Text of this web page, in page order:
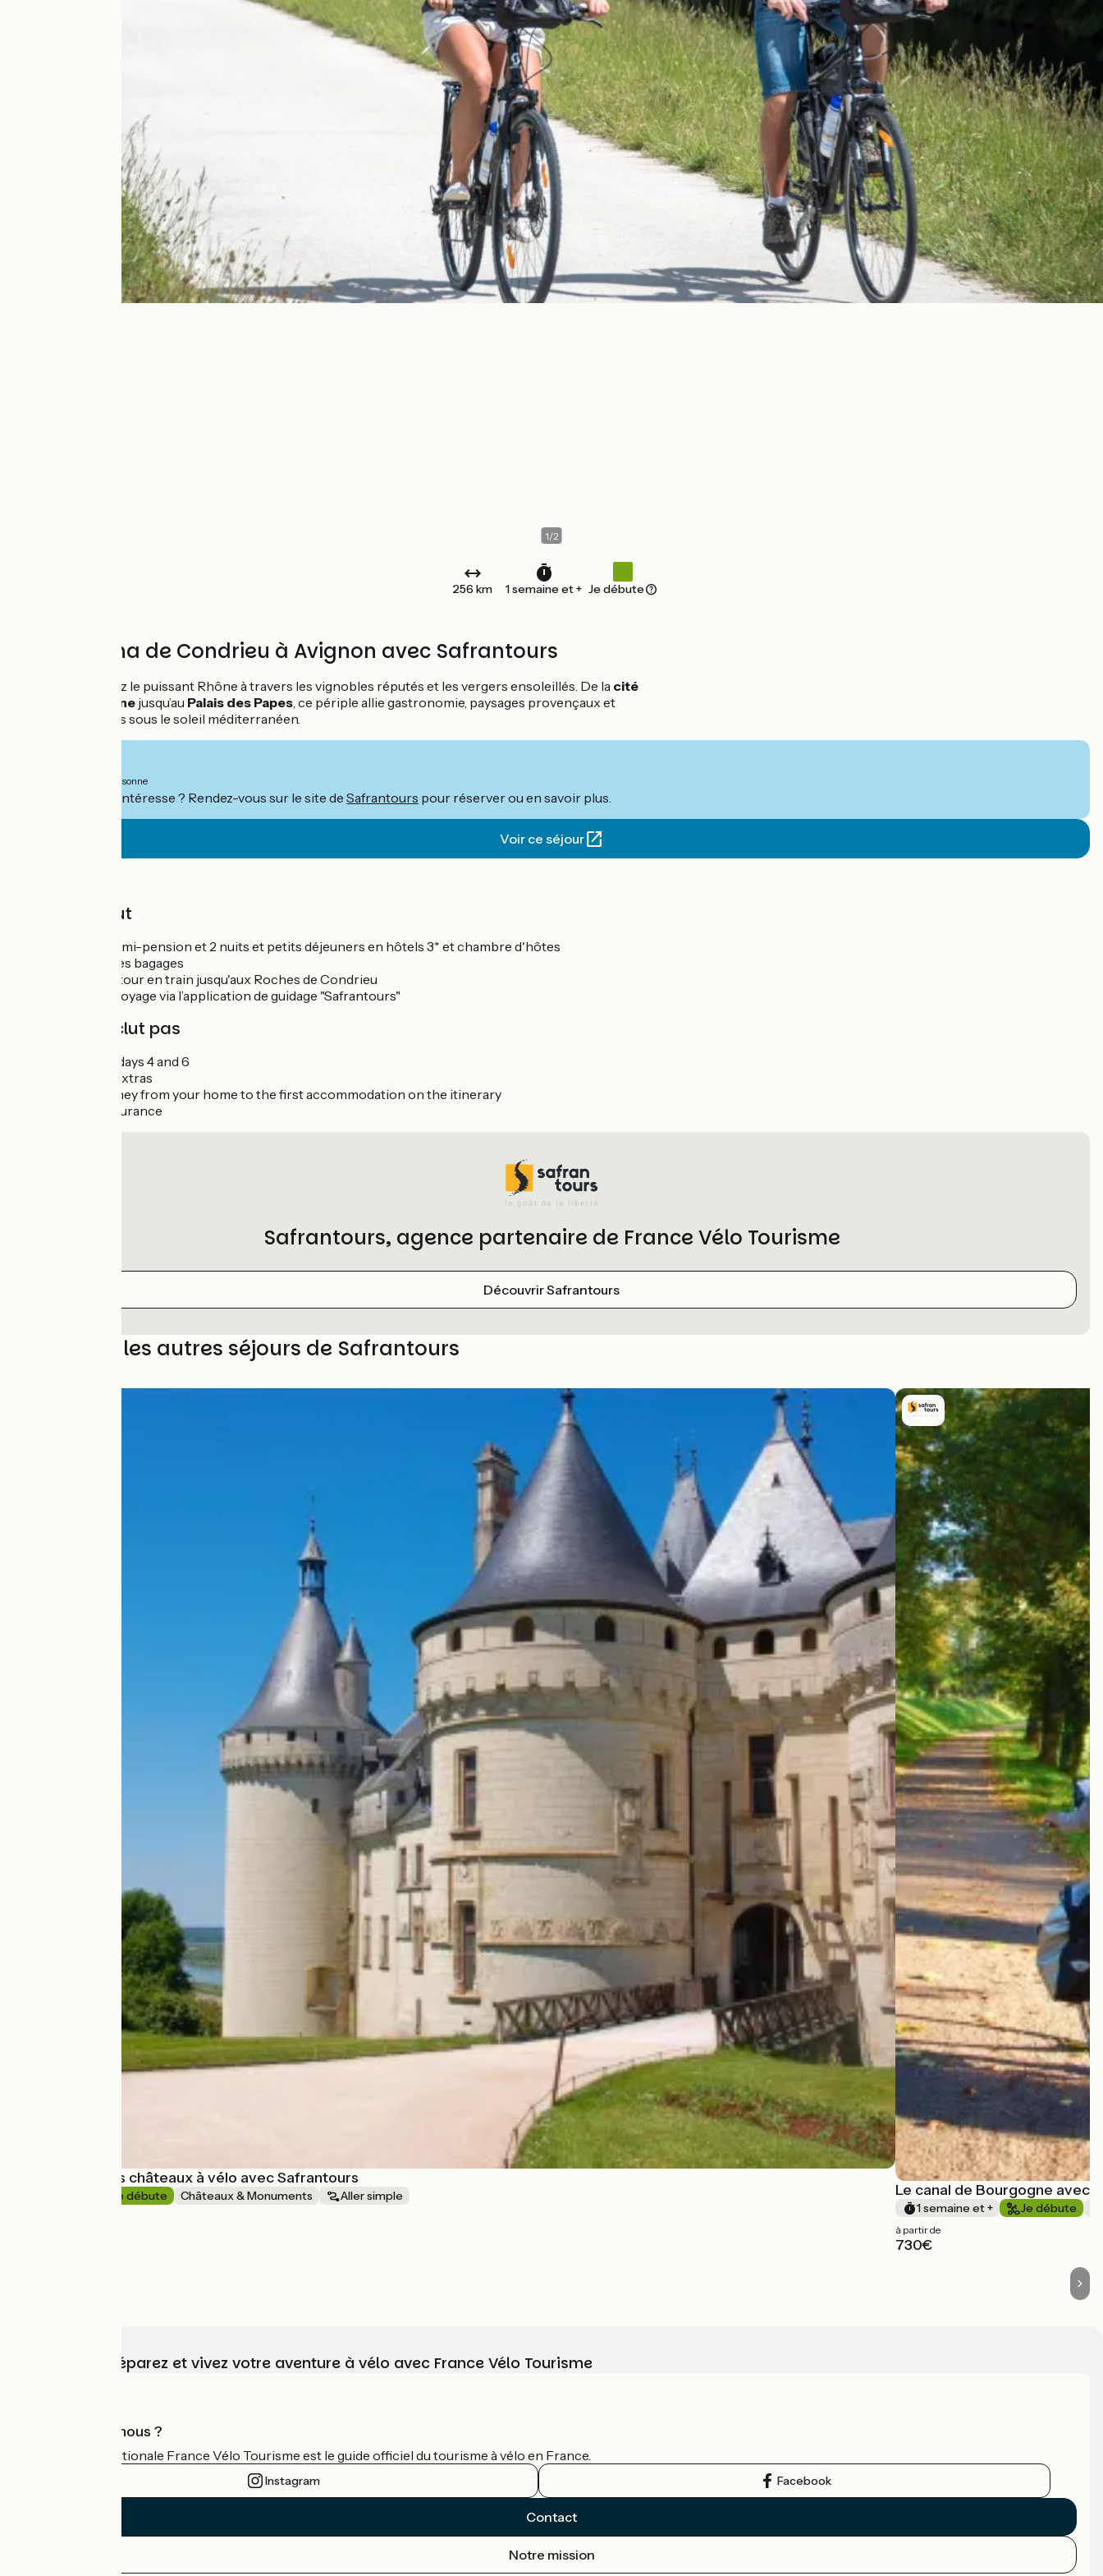
1/2
256 km 1 semaine et + Je débute
La ViaRhôna de Condrieu à Avignon avec Safrantours
Cap au Sud ! Suivez le puissant Rhône à travers les vignobles réputés et les vergers ensoleillés. De la cité
romaine de Vienne jusqu’au Palais des Papes, ce périple allie gastronomie, paysages provençaux et
richesses antiques sous le soleil méditerranéen.
par personne
Ce séjour vous intéresse ? Rendez-vous sur le site de Safrantours pour réserver ou en savoir plus.
Voir ce séjour
Le prix inclut
4 nuits en demi-pension et 2 nuits et petits déjeuners en hôtels 3* et chambre d'hôtes
Transport des bagages
Transfert retour en train jusqu'aux Roches de Condrieu
Dossier de voyage via l’application de guidage "Safrantours"
Le prix n'inclut pas
Dinners on days 4 and 6
Drinks and extras
Return journey from your home to the first accommodation on the itinerary
Optional insurance
Safrantours, agence partenaire de France Vélo Tourisme
Découvrir Safrantours
Découvrez les autres séjours de Safrantours
La Loire et ses châteaux à vélo avec Safrantours
Je débute Châteaux & Monuments Aller simple Le canal de Bourgogne avec
1 semaine et + Je débute
à partir de
730€
Choisissez, préparez et vivez votre aventure à vélo avec France Vélo Tourisme
Qui sommes-nous ?
L'association nationale France Vélo Tourisme est le guide officiel du tourisme à vélo en France.
Instagram Facebook
Contact
Notre mission